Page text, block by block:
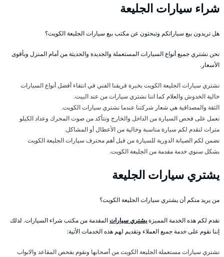
شراء سيارات الجليعة
هل تريدون بيع سياراتكم وتبحثون عن مكتب بيع سيارات الجليعة الكويت؟
نحن نشتري جميع أنواع السيارات المستعملة والجديدة والحديثة من أمام المنزل وبأقوى
الأسعار.
نشتري سيارات الجليعة الكويت بخبرة فريقنا الفني في انتقاء أفضل أنواع السيارات
خالية الخدوش والعلام كما اننا نشتري سيارات من عند البيت.
الثقة والمصداقية هي شعار شركتنا عندما نشتري سيارات الكويت.
نعمل على فحص السيارة من الداخل والخارج ونتأكد من صوت المحرك وعداد الكيلو
مترات لنقدم لكم سيارة مناسبة وخالية من الأعطال أو المشاكل.
نضمن لكم الصيانة الدورية للسيارة من قبل أهم محترف سيارات الجليعة الكويت
بشكل سنوي خدمة مقدمة من الجليعة الكويت.
يشتري سيارات الجليعة
من يريد منكم أن يشتري سيارات الجليعة الكويت؟
نقدم لكم هذه الخدمة المميزةيشتري سياراتالمقدمة من مكتب شراء السيارات. لذلك
إننا نقوم على خدمة جميع العملاء وتقديم لهم هذه الخدمات الأتية:
نشتري سيارات مستعملة الجليعة الكويت من أصحابها ونقوم بفحص المقاعد والابواب